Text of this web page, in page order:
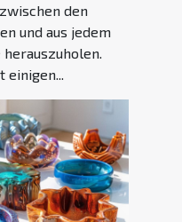
den
und aus jedem
einigen...